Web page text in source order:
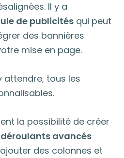
Il y a
de publicités qui peut
des bannières
mise en page.
attendre, tous les
la possibilité de créer
avancés
des colonnes et